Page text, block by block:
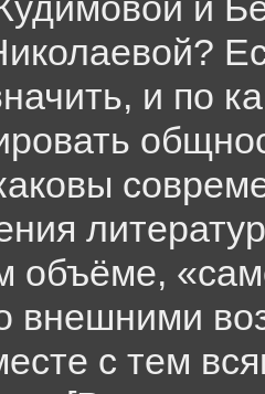
и по
объёме,
внешними
с тем